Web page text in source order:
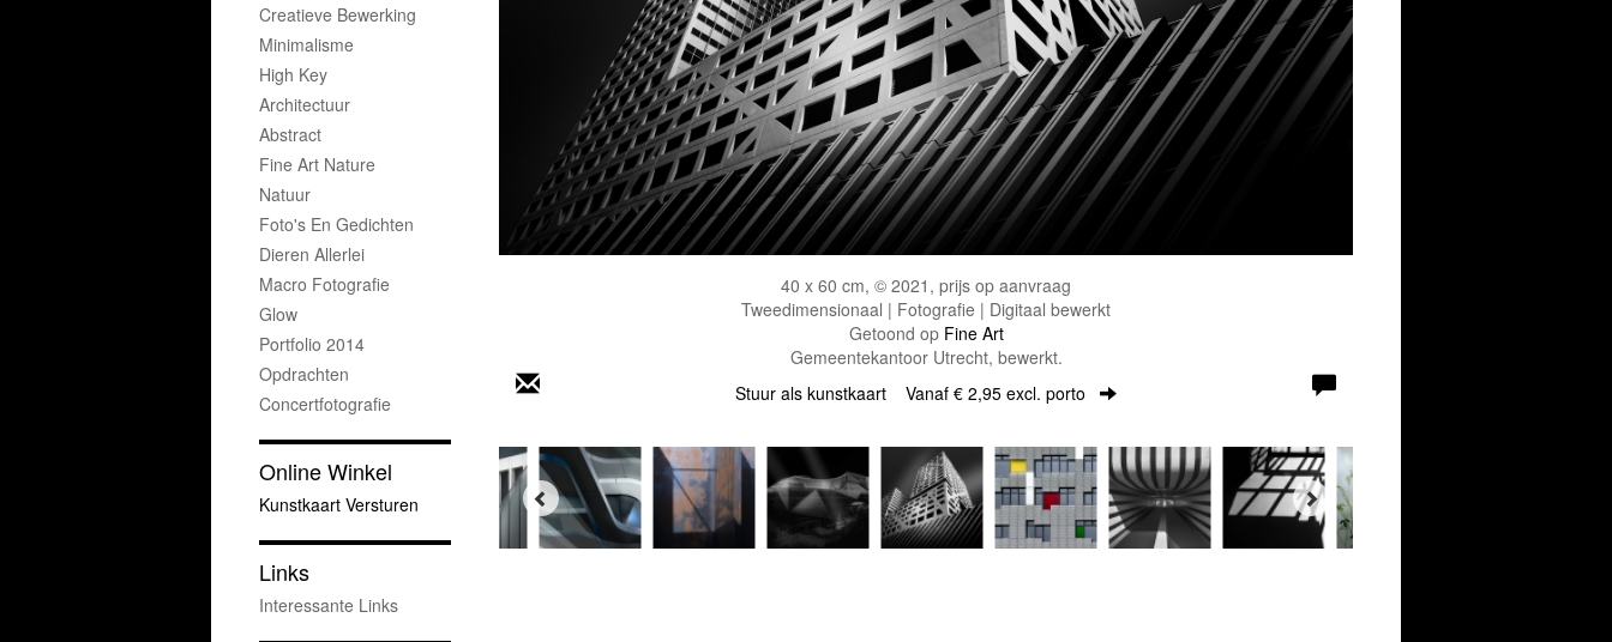
40 x 60 cm, © 2021, prijs op aanvraag
Tweedimensionaal | Fotografie | Digitaal bewerkt
Getoond op Fine Art
Gemeentekantoor Utrecht, bewerkt.
Stuur als kunstkaart Vanaf € 2,95 excl. porto
Creatieve Bewerking
Minimalisme
High Key
Architectuur
Abstract
Fine Art Nature
Natuur
Foto's En Gedichten
Dieren Allerlei
Macro Fotografie
Glow
Portfolio 2014
Opdrachten
Concertfotografie
Online Winkel
Kunstkaart Versturen
Links
Interessante Links